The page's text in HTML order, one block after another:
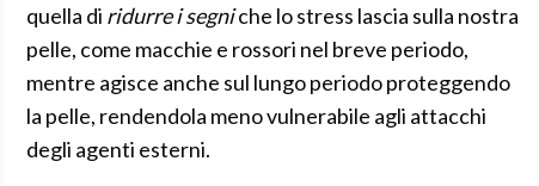
quella di ridurre i segniche lo stress lascia sulla nostra
pelle, come macchie e rossori nel breve periodo,
mentre agisce anche sul lungo periodo proteggendo
la pelle, rendendola meno vulnerabile agli attacchi
degli agenti esterni.